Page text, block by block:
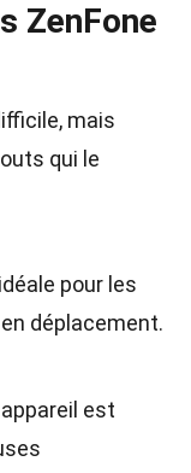
ZenFone
mais
qui le
pour les
déplacement.
est